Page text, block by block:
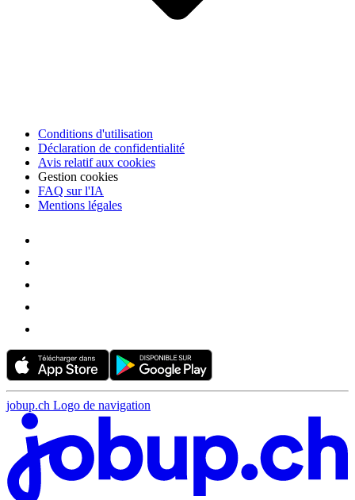
Conditions d'utilisation
Déclaration de confidentialité
Avis relatif aux cookies
Gestion cookies
FAQ sur l'IA
Mentions légales
jobup.ch Logo de navigation